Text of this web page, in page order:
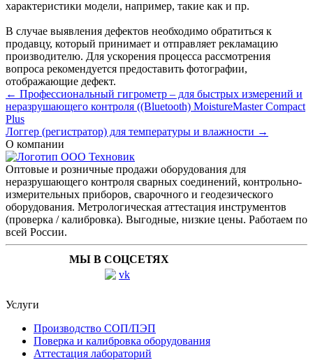
характеристики модели, например, такие как и пр.
В случае выявления дефектов необходимо обратиться к
продавцу, который принимает и отправляет рекламацию
производителю. Для ускорения процесса рассмотрения
вопроса рекомендуется предоставить фотографии,
отображающие дефект.
← Профессиональный гигрометр – для быстрых измерений и
неразрушающего контроля ((Bluetooth) MoistureMaster Compact
Plus
Логгер (регистратор) для температуры и влажности →
О компании
Оптовые и розничные продажи оборудования для
неразрушающего контроля сварных соединений, контрольно-
измерительных приборов, сварочного и геодезического
оборудования. Метрологическая аттестация инструментов
(проверка / калибровка). Выгодные, низкие цены. Работаем по
всей России.
МЫ В СОЦСЕТЯХ
Услуги
Производство СОП/ПЭП
Поверка и калибровка оборудования
Аттестация лабораторий